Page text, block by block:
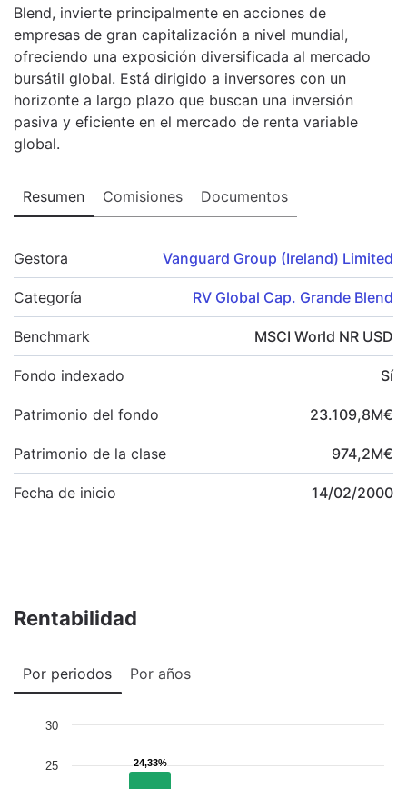
Blend, invierte principalmente en acciones de
empresas de gran capitalización a nivel mundial,
ofreciendo una exposición diversificada al mercado
bursátil global. Está dirigido a inversores con un
horizonte a largo plazo que buscan una inversión
pasiva y eficiente en el mercado de renta variable
global.
Resumen Comisiones Documentos
Gestora Vanguard Group (Ireland) Limited
Categoría RV Global Cap. Grande Blend
Benchmark MSCI World NR USD
Fondo indexado Sí
Patrimonio del fondo 23.109,8M€
Patrimonio de la clase 974,2M€
Fecha de inicio 14/02/2000
Rentabilidad
Por periodos Por años
24,33%
24,33%
25
30